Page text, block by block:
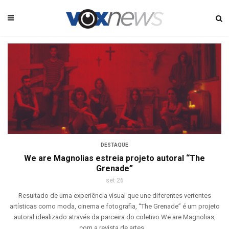
DESTAQUE
We are Magnolias estreia projeto autoral “The
Grenade”
set 26
Resultado de uma experiência visual que une diferentes vertentes
artísticas como moda, cinema e fotografia, “The Grenade” é um projeto
autoral idealizado através da parceira do coletivo We are Magnolias,